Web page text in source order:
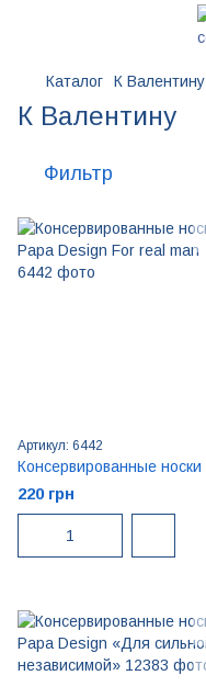
Каталог К Валентину
К Валентину
Фильтр
Артикул: 6442
220 грн